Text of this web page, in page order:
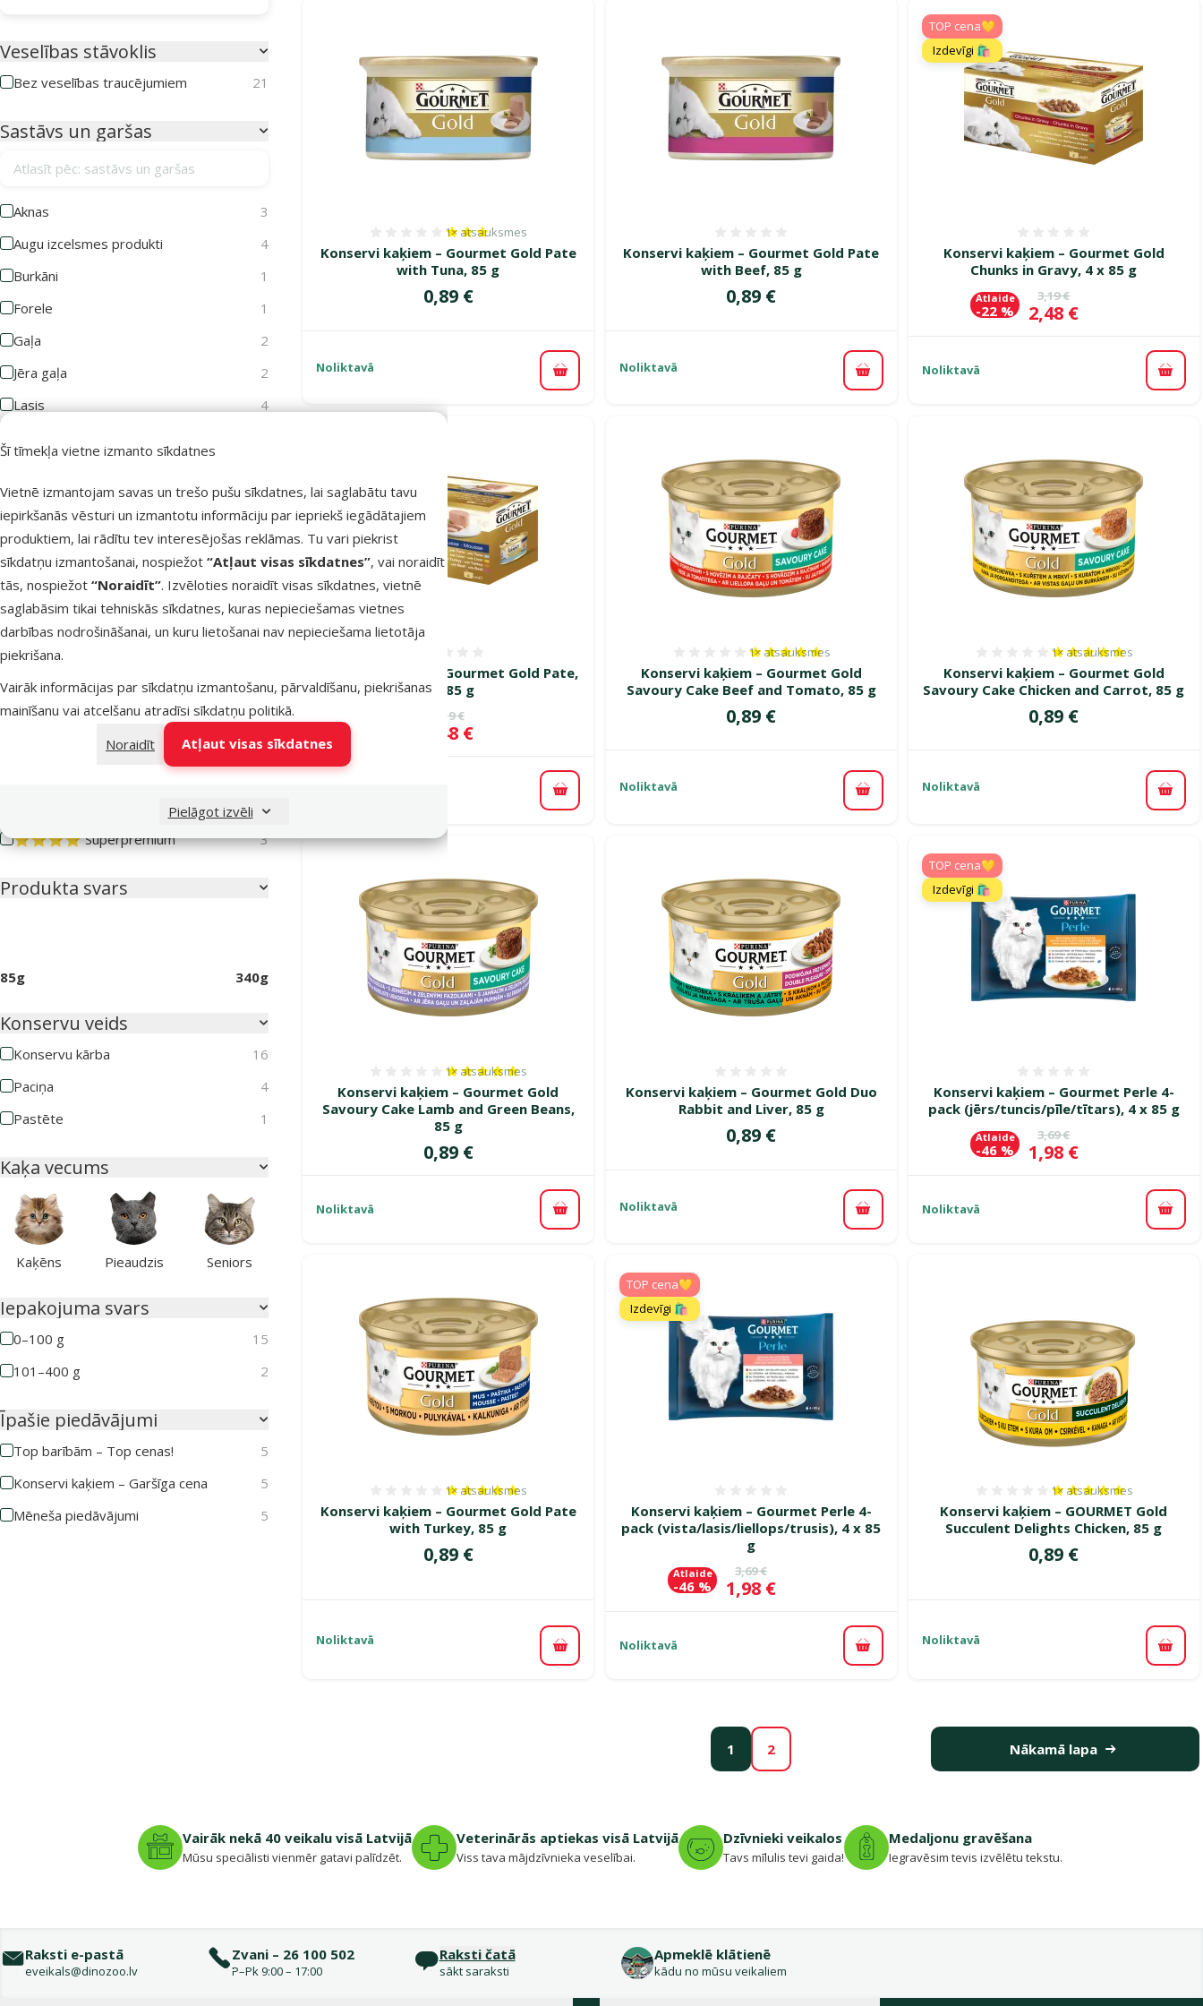
Šī tīmekļa vietne izmanto sīkdatnes
Vietnē izmantojam savas un trešo pušu sīkdatnes, lai saglabātu tavu
iepirkšanās vēsturi un izmantotu informāciju par iepriekš iegādātajiem
produktiem, lai rādītu tev interesējošas reklāmas. Tu vari piekrist
sīkdatņu izmantošanai, nospiežot “Atļaut visas sīkdatnes”, vai noraidīt
tās, nospiežot “Noraidīt”. Izvēloties noraidīt visas sīkdatnes, vietnē
saglabāsim tikai tehniskās sīkdatnes, kuras nepieciešamas vietnes
darbības nodrošināšanai, un kuru lietošanai nav nepieciešama lietotāja
piekrišana.
Vairāk informācijas par sīkdatņu izmantošanu, pārvaldīšanu, piekrišanas
mainīšanu vai atcelšanu atradīsi sīkdatņu politikā.
Noraidīt
Atļaut visas sīkdatnes
Pielāgot izvēli
Veselības stāvoklis
Bez veselības traucējumiem 21
Sastāvs un garšas
Atlasīt pēc: sastāvs un garšas
Aknas
3
Augu izcelsmes produkti
4
Burkāni
1
Forele
1
Gaļa
2
Jēra gaļa
2
Lasis
4
Tomāti
2
Trušu gaļa
2
Tuncis
3
Tītars un tītara gaļa
Vistas gaļa
7
Zivis
Rādīt vairāk
6
13
⭐⭐⭐⭐ Superpremium
3
Produkta svars
85g 340g
Konservu veids
Konservu kārba
16
Paciņa
4
Pastēte
1
Kaķa vecums
Kaķēns Pieaudzis Seniors
Iepakojuma svars
0–100 g
15
101–400 g
2
Īpašie piedāvājumi
Top barībām – Top cenas!
5
Konservi kaķiem – Garšīga cena
5
Mēneša piedāvājumi
5
Konservi kaķiem – Gourmet Gold Pate
with Tuna, 85 g
Atsauksmes 60%, reitingu skaits: 1
1× atsauksmes
Cena
0,89 €
Noliktavā
Pievienot grozam
Konservi kaķiem – Gourmet Gold Pate
with Beef, 85 g
Cena
0,89 €
Noliktavā
Pievienot grozam
Konservi kaķiem – Gourmet Gold
Chunks in Gravy, 4 x 85 g
Oriģinālā cena
3,19 €
Cena
2,48 €
Atlaide
-22 %
TOP cena💛
Izdevīgi 🛍️
Noliktavā
Konservi kaķiem – Gourmet Gold Pate,
4 x 85 g
Oriģinālā cena
3,19 €
Cena
2,48 €
Pievienot grozam
Konservi kaķiem – Gourmet Gold
Savoury Cake Beef and Tomato, 85 g
Atsauksmes 100%, reitingu skaits: 1
1× atsauksmes
Cena
0,89 €
Noliktavā
Pievienot grozam
Konservi kaķiem – Gourmet Gold
Savoury Cake Chicken and Carrot, 85 g
Atsauksmes 100%,
1× atsauksmes
Cena
0,89 €
Noliktavā
Konservi kaķiem – Gourmet Gold
Savoury Cake Lamb and Green Beans,
85 g
Atsauksmes 100%, reitingu skaits: 1
1× atsauksmes
Cena
0,89 €
Noliktavā Pievienot grozam
Konservi kaķiem – Gourmet Gold Duo
Rabbit and Liver, 85 g
Cena
0,89 €
Noliktavā
Pievienot grozam
Konservi kaķiem – Gourmet Perle 4-
pack (jērs/tuncis/pīle/tītars), 4 x 85 g
Oriģinālā cena
3,69 €
Cena
1,98 €
Atlaide
-46 %
TOP cena💛
Izdevīgi 🛍️
Noliktavā
Konservi kaķiem – Gourmet Gold Pate
with Turkey, 85 g
Atsauksmes 100%, reitingu skaits: 1
1× atsauksmes
Cena
0,89 €
Noliktavā
Pievienot grozam
Konservi kaķiem – Gourmet Perle 4-
pack (vista/lasis/liellops/trusis), 4 x 85
g
Oriģinālā cena
3,69 €
Cena
1,98 €
Atlaide
-46 %
TOP cena💛
Izdevīgi 🛍️
Noliktavā Pievienot grozam
Konservi kaķiem – GOURMET Gold
Succulent Delights Chicken, 85 g
Atsauksmes 100%,
1× atsauksmes
Cena
0,89 €
Noliktavā
1 2 Nākamā lapa
Vairāk nekā 40 veikalu visā Latvijā
Mūsu speciālisti vienmēr gatavi palīdzēt.
Veterinārās aptiekas visā Latvijā
Viss tava mājdzīvnieka veselībai.
Dzīvnieki veikalos
Tavs mīlulis tevi gaida!
Medaljonu gravēšana
Iegravēsim tevis izvēlētu tekstu.
Raksti e-pastā
eveikals@dinozoo.lv
Zvani – 26 100 502
P–Pk 9:00 – 17:00
Raksti čatā
sākt saraksti
Apmeklē klātienē
kādu no mūsu veikaliem